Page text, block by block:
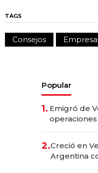
TAGS
Consejos
Popular
1. Emigró de
2.Creció en
Argentina